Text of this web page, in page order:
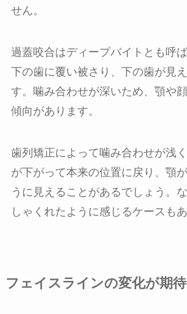
せん。
過蓋咬合はディープバイトとも呼
下の歯に覆い被さり、下の歯が見
す。噛み合わせが深いため、顎や
傾向があります。
歯列矯正によって噛み合わせが浅
が下がって本来の位置に戻り、顎
うに見えることがあるでしょう。
しゃくれたように感じるケースもあ
フェイスラインの変化が期